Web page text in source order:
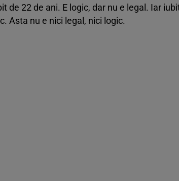
de 22 de ani. E logic, dar nu e legal. Iar
Asta nu e nici legal, nici logic.